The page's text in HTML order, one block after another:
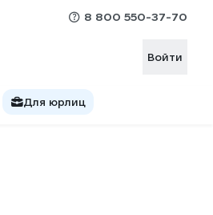
8 800 550-37-70
Войти
Для юрлиц